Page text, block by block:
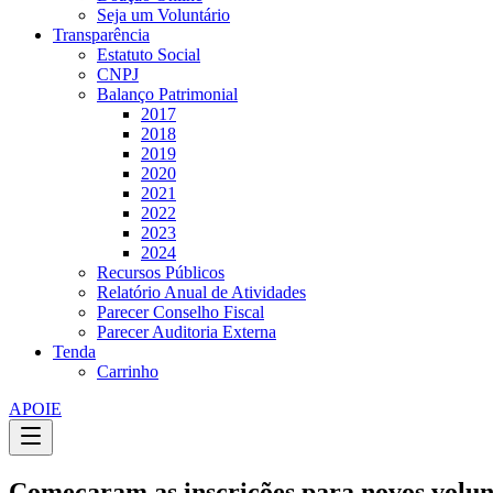
Seja um Voluntário
Transparência
Estatuto Social
CNPJ
Balanço Patrimonial
2017
2018
2019
2020
2021
2022
2023
2024
Recursos Públicos
Relatório Anual de Atividades
Parecer Conselho Fiscal
Parecer Auditoria Externa
Tenda
Carrinho
APOIE